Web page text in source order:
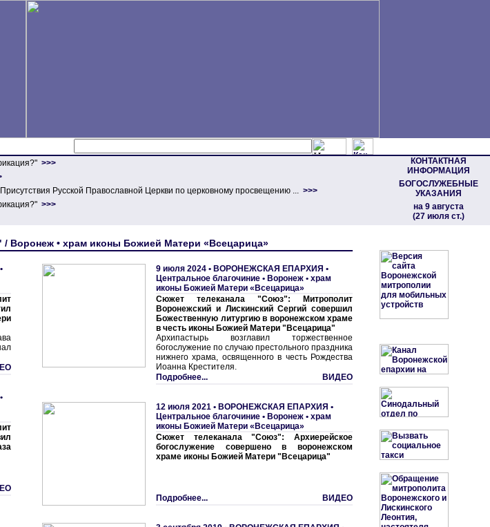
>>>
КОНТАКТНАЯ
ИНФОРМАЦИЯ
БОГОСЛУЖЕБНЫЕ
УКАЗАНИЯ
на 9 августа
(27 июля ст.)
Русской Православной Церкви по церковному просвещению ... >>>
>>>
• храм иконы Божией Матери «Всецарица»
•
•
9 июля 2024 • ВОРОНЕЖСКАЯ ЕПАРХИЯ •
Центральное благочиние • Воронеж • храм
иконы Божией Матери «Всецарица»
Сюжет телеканала "Союз": Митрополит
Воронежский и Лискинский Сергий совершил
Божественную литургию в воронежском храме
в честь иконы Божией Матери "Всецарица"
Архипастырь возглавил торжественное
богослужение по случаю престольного праздника
нижнего храма, освященного в честь Рождества
Иоанна Крестителя.
Подробнее...
ВИДЕО
12 июля 2021 • ВОРОНЕЖСКАЯ ЕПАРХИЯ •
Центральное благочиние • Воронеж • храм
иконы Божией Матери «Всецарица»
Сюжет телеканала "Союз": Архиерейское
богослужение совершено в воронежском
храме иконы Божией Матери "Всецарица"
Подробнее... ВИДЕО